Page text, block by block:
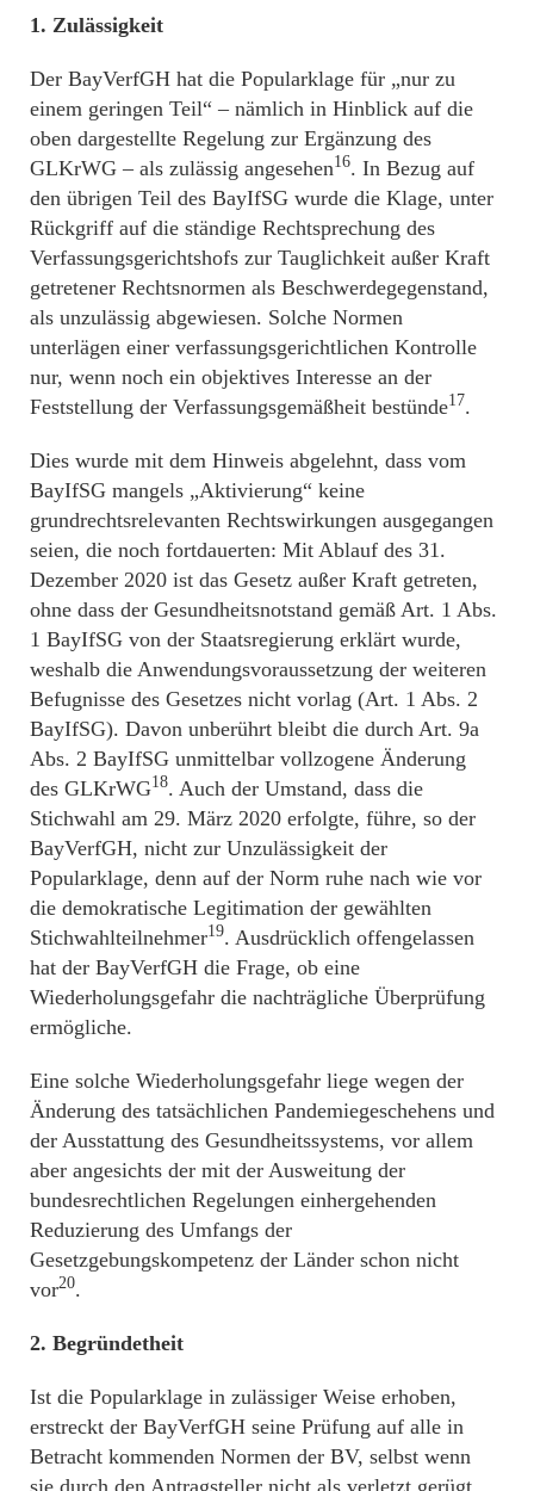
1. Zulässigkeit
Der BayVerfGH hat die Popularklage für „nur zu
einem geringen Teil“ – nämlich in Hinblick auf die
oben dargestellte Regelung zur Ergänzung des
GLKrWG – als zulässig angesehen16. In Bezug auf
den übrigen Teil des BayIfSG wurde die Klage, unter
Rückgriff auf die ständige Rechtsprechung des
Verfassungsgerichtshofs zur Tauglichkeit außer Kraft
getretener Rechtsnormen als Beschwerdegegenstand,
als unzulässig abgewiesen. Solche Normen
unterlägen einer verfassungsgerichtlichen Kontrolle
nur, wenn noch ein objektives Interesse an der
Feststellung der Verfassungsgemäßheit bestünde17.
Dies wurde mit dem Hinweis abgelehnt, dass vom
BayIfSG mangels „Aktivierung“ keine
grundrechtsrelevanten Rechtswirkungen ausgegangen
seien, die noch fortdauerten: Mit Ablauf des 31.
Dezember 2020 ist das Gesetz außer Kraft getreten,
ohne dass der Gesundheitsnotstand gemäß Art. 1 Abs.
1 BayIfSG von der Staatsregierung erklärt wurde,
weshalb die Anwendungsvoraussetzung der weiteren
Befugnisse des Gesetzes nicht vorlag (Art. 1 Abs. 2
BayIfSG). Davon unberührt bleibt die durch Art. 9a
Abs. 2 BayIfSG unmittelbar vollzogene Änderung
des GLKrWG18. Auch der Umstand, dass die
Stichwahl am 29. März 2020 erfolgte, führe, so der
BayVerfGH, nicht zur Unzulässigkeit der
Popularklage, denn auf der Norm ruhe nach wie vor
die demokratische Legitimation der gewählten
Stichwahlteilnehmer19. Ausdrücklich offengelassen
hat der BayVerfGH die Frage, ob eine
Wiederholungsgefahr die nachträgliche Überprüfung
ermögliche.
Eine solche Wiederholungsgefahr liege wegen der
Änderung des tatsächlichen Pandemiegeschehens und
der Ausstattung des Gesundheitssystems, vor allem
aber angesichts der mit der Ausweitung der
bundesrechtlichen Regelungen einhergehenden
Reduzierung des Umfangs der
Gesetzgebungskompetenz der Länder schon nicht
vor20.
2. Begründetheit
Ist die Popularklage in zulässiger Weise erhoben,
erstreckt der BayVerfGH seine Prüfung auf alle in
Betracht kommenden Normen der BV, selbst wenn
sie durch den Antragsteller nicht als verletzt gerügt